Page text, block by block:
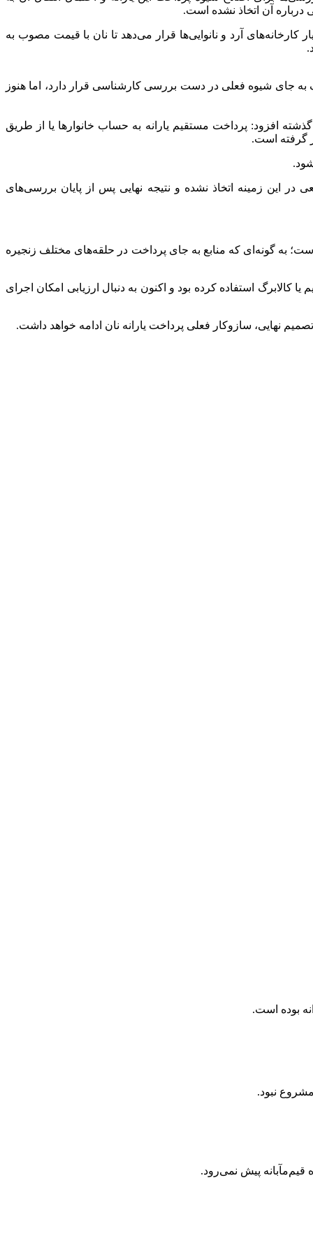
آن اتخاذ نشده است.
تومان در اختیار کارخانه‌های آرد و نانوایی‌ها قرار می‌دهد تا نان با قیمت مصوب به
به جای شیوه فعلی در دست بررسی کارشناسی قرار دارد، اما هنوز
افزود: پرداخت مستقیم یارانه به حساب خانوارها یا از طریق
گرفته است.
این زمینه اتخاذ نشده و نتیجه نهایی پس از پایان بررسی‌های
به گونه‌ای که منابع به جای پرداخت در حلقه‌های مختلف زنجیره
استفاده کرده بود و اکنون به دنبال ارزیابی امکان اجرای
نهایی، سازوکار فعلی پرداخت یارانه نان ادامه خواهد داشت.
بوده است.
نبود.
پیش نمی‌رود.